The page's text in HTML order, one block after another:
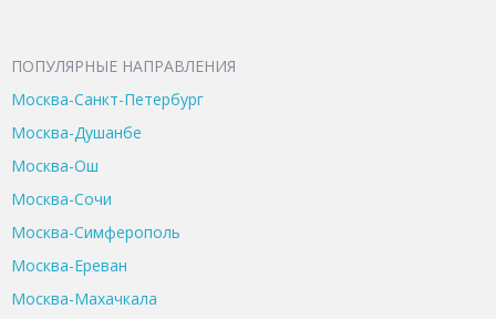
ПОПУЛЯРНЫЕ НАПРАВЛЕНИЯ
Москва-Санкт-Петербург
Москва-Душанбе
Москва-Ош
Москва-Сочи
Москва-Симферополь
Москва-Ереван
Москва-Махачкала